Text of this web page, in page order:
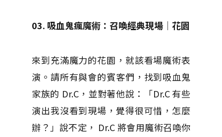
03. 吸血鬼瘋魔術：召喚經典現場｜花園
來到充滿魔力的花園，就該看場魔術表
演。請所有與會的賓客們，找到吸血鬼
家族的 Dr.C，並對著他說：「Dr.C 有些
演出我沒看到現場，覺得很可惜，怎麼
辦？」說不定， Dr.C將會用魔術召喚你